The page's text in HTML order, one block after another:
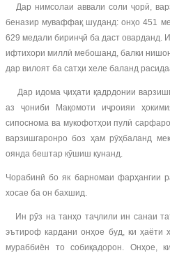
Дар нимсолаи аввали соли ҷорӣ,
беназир муваффақ шуданд: онҳо 451
629 медали биринҷӣ ба даст оварданд.
ифтихори миллӣ мебошанд, балки
дар вилоят ба сатҳи хеле баланд
Дар идома ҷиҳати қадрдонии
аз ҷониби Мақомоти иҷроияи
сипоснома ва мукофотҳои пулӣ
варзишгаронро боз ҳам рӯҳбаланд
оянда бештар кӯшиш кунанд.
Чорабинӣ бо як барномаи фарҳангии
хосае ба он бахшид.
Ин рӯз на танҳо таҷлили ин санаи
эътироф кардани онҳое буд, ки ҳаёти
мураббиён то собиқадорон. Онҳое,